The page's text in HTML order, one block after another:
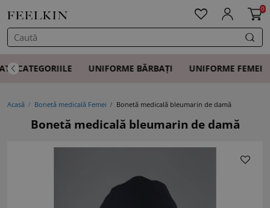
0
CATEGORIILE UNIFORME BĂRBAȚI UNIFORME FEMEI
Acasă Bonetă medicală Femei Bonetă medicală bleumarin de damă
Bonetă medicală bleumarin de damă